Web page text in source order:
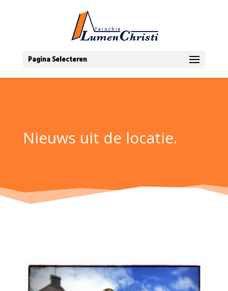
Pagina Selecteren
Nieuws uit de locatie.